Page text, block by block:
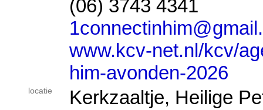
(06) 3743 4341
www.kcv-net.nl/kcv/
him-avonden-2026
locatie Kerkzaaltje, Heilige